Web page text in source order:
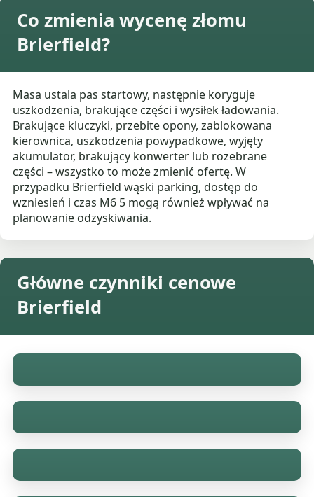
Co zmienia wycenę złomu
Brierfield?
Masa ustala pas startowy, następnie koryguje
uszkodzenia, brakujące części i wysiłek ładowania.
Brakujące kluczyki, przebite opony, zablokowana
kierownica, uszkodzenia powypadkowe, wyjęty
akumulator, brakujący konwerter lub rozebrane
części – wszystko to może zmienić ofertę. W
przypadku Brierfield wąski parking, dostęp do
wzniesień i czas M6 5 mogą również wpływać na
planowanie odzyskiwania.
Główne czynniki cenowe
Brierfield